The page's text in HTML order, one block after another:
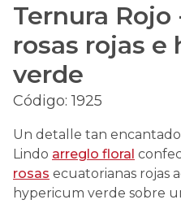
Ternura Rojo
rosas rojas e
verde
Código:1925
Un detalle tan
Lindo arreglo floral
rosas ecuatorianas rojas
hypericum verde sobre